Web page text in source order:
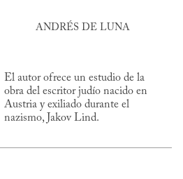
ANDRÉS DE LUNA
El autor ofrece un estudio de la
obra del escritor judío nacido en
Austria y exiliado durante el
nazismo, Jakov Lind.